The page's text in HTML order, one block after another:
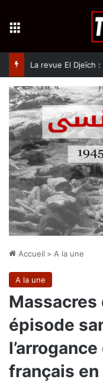
Accueil > A la une
A la une
Massacres
épisode
français